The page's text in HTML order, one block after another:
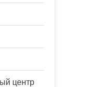
центр